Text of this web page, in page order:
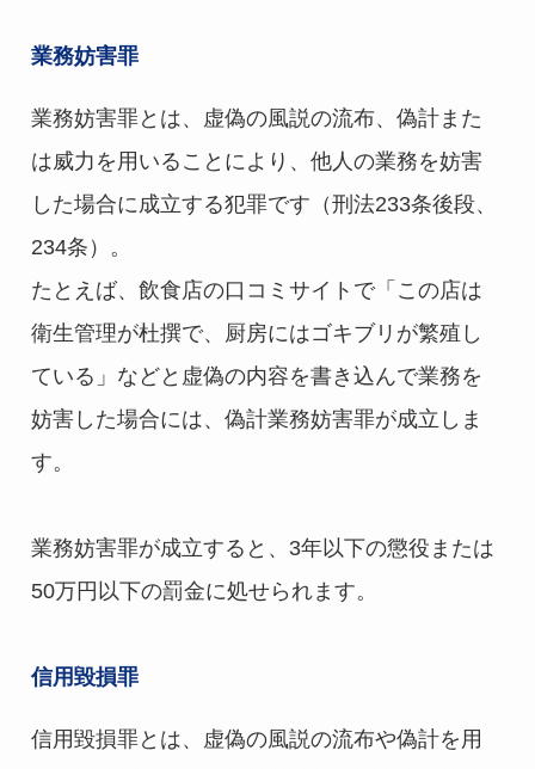
業務妨害罪
業務妨害罪とは、虚偽の風説の流布、偽計また
は威力を用いることにより、他人の業務を妨害
した場合に成立する犯罪です（刑法233条後段、
234条）。
たとえば、飲食店の口コミサイトで「この店は
衛生管理が杜撰で、厨房にはゴキブリが繁殖し
ている」などと虚偽の内容を書き込んで業務を
妨害した場合には、偽計業務妨害罪が成立しま
す。
業務妨害罪が成立すると、3年以下の懲役または
50万円以下の罰金に処せられます。
信用毀損罪
信用毀損罪とは、虚偽の風説の流布や偽計を用